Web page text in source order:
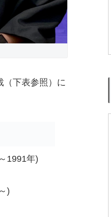
（下表参照）に
1991年)
)